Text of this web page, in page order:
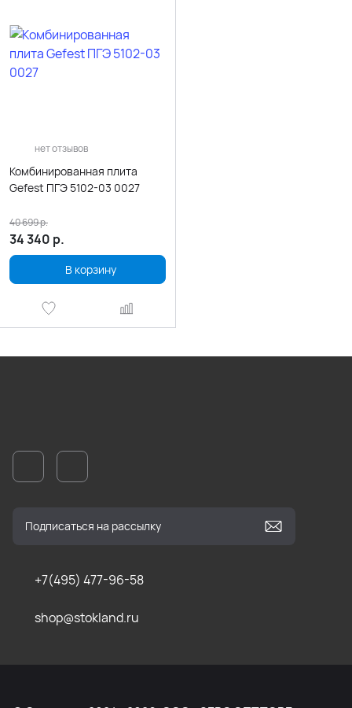
нет отзывов
Комбинированная плита
Gefest ПГЭ 5102-03 0027
34 340 р.
40 699р.
В корзину
+7(495) 477-96-58
shop@stokland.ru